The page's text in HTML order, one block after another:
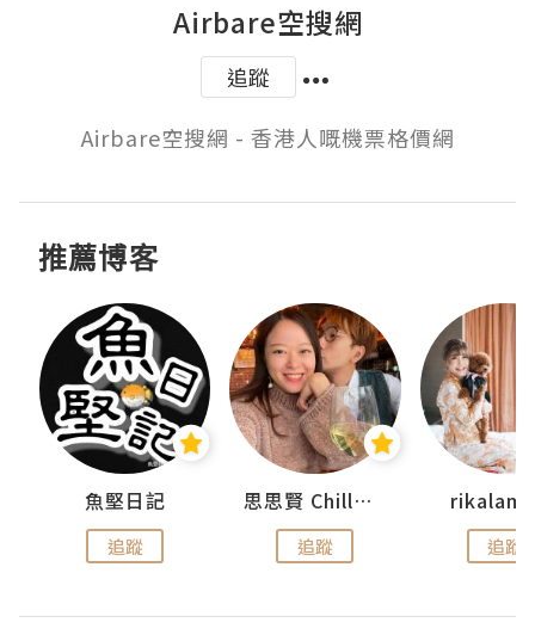
Airbare空搜網
追蹤
Airbare空搜網 - 香港人嘅機票格價網
推薦博客
魚堅日記
追蹤
思思賢 ChillMyBabe
追蹤 追蹤